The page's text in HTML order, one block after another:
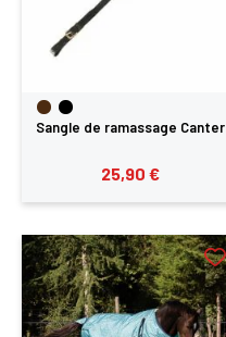
Sangle de ramassage Canter
25,90 €